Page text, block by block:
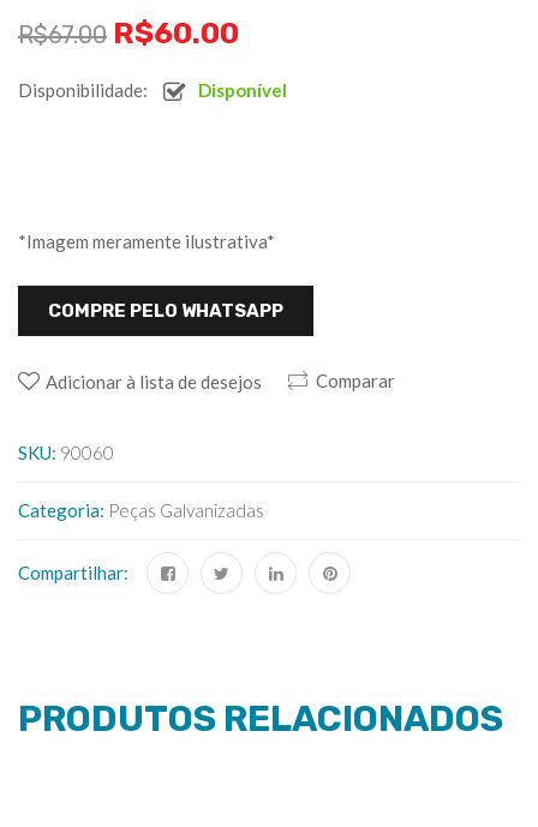
R$67.00 R$60.00
Disponibilidade: Disponível
*Imagem meramente ilustrativa*
COMPRE PELO WHATSAPP
Adicionar à lista de desejos Comparar
SKU: 90060
Categoria: Peças Galvanizadas
Compartilhar:
PRODUTOS RELACIONADOS